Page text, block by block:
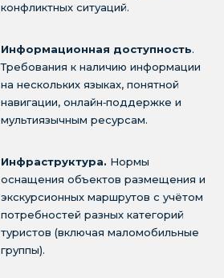
конфликтных ситуаций.
Информационная доступность.
Требования к наличию информации
на нескольких языках, понятной
навигации, онлайн‑поддержке и
мультиязычным ресурсам.
Инфраструктура. Нормы
оснащения объектов размещения и
экскурсионных маршрутов с учётом
потребностей разных категорий
туристов (включая маломобильные
группы).